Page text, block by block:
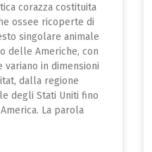
corazza costituita
ossee ricoperte di
singolare animale
delle Americhe, con
variano in dimensioni
dalla regione
degli Stati Uniti fino
La parola